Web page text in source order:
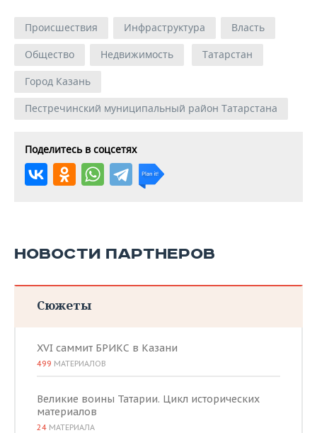
Происшествия Инфраструктура
Власть
Общество
Недвижимость
Татарстан
Город Казань
Пестречинский муниципальный район Татарстана
Поделитесь в соцсетях
НОВОСТИ ПАРТНЕРОВ
Сюжеты
XVI саммит БРИКС в Казани
499 МАТЕРИАЛОВ
Великие воины Татарии. Цикл исторических
материалов
24 МАТЕРИАЛА